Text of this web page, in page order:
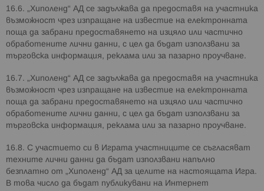
16.6. „Хиполенд“ АД се задължава да предоставя на участника
възможност чрез изпращане на известие на електронната
поща да забрани предоставянето на изцяло или частично
обработените лични данни, с цел да бъдат използвани за
търговска информация, реклама или за пазарно проучване.
16.7. „Хиполенд“ АД се задължава да предоставя на участника
възможност чрез изпращане на известие на електронната
поща да забрани предоставянето на изцяло или частично
обработените лични данни, с цел да бъдат използвани за
търговска информация, реклама или за пазарно проучване.
16.8. С участието си в Играта участниците се съгласяват
техните лични данни да бъдат използвани напълно
безплатно от „Хиполенд“ АД за целите на настоящата Игра.
В това число да бъдат публикувани на Интернет